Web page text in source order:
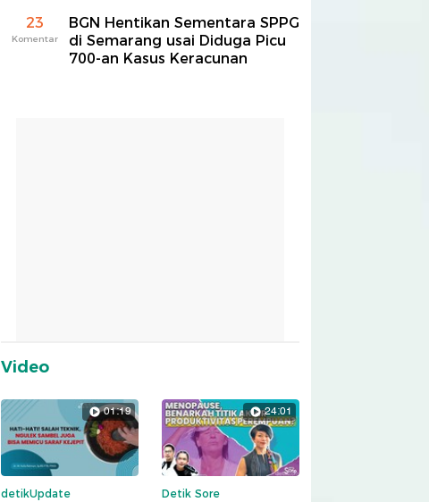
23
Komentar
BGN Hentikan Sementara SPPG
di Semarang usai Diduga Picu
700-an Kasus Keracunan
Video
01:19
detikUpdate
24:01
Detik Sore